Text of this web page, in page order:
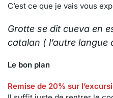
C’est ce que je vais vous
Grotte se dit cueva en
catalan ( l’autre langue
Le bon plan
Remise de 20% sur